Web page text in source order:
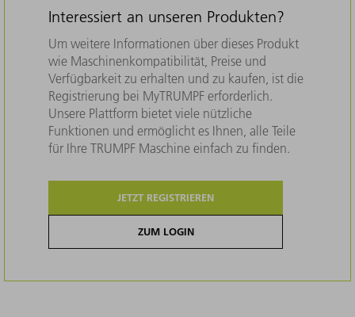
Interessiert an unseren Produkten?
Um weitere Informationen über dieses Produkt
wie Maschinenkompatibilität, Preise und
Verfügbarkeit zu erhalten und zu kaufen, ist die
Registrierung bei MyTRUMPF erforderlich.
Unsere Plattform bietet viele nützliche
Funktionen und ermöglicht es Ihnen, alle Teile
für Ihre TRUMPF Maschine einfach zu finden.
JETZT REGISTRIEREN
ZUM LOGIN